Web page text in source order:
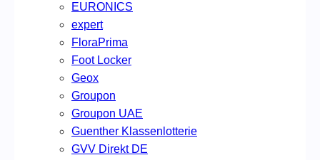
EURONICS
expert
FloraPrima
Foot Locker
Geox
Groupon
Groupon UAE
Guenther Klassenlotterie
GVV Direkt DE